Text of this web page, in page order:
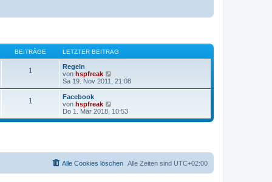
BEITRÄGE LETZTER BEITRAG
1
Regeln
von hspfreak
e
u
t
r
t
r
a
g
Sa 19. Nov 2011, 21:08
1
Facebook
von hspfreak
e
u
r
B
i
Do 1. Mär 2018, 10:53
Alle Zeiten sind UTC+02:00
Alle Cookies löschen